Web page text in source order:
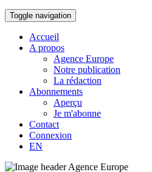
Toggle navigation
Accueil
A propos
Agence Europe
Notre publication
La rédaction
Abonnements
Aperçu
Je m'abonne
Contact
Connexion
EN